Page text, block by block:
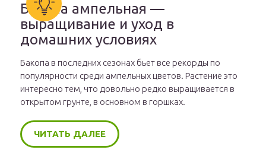
Бакопа ампельная —
выращивание и уход в
домашних условиях
Бакопа в последних сезонах бьет все рекорды по
популярности среди ампельных цветов. Растение это
интересно тем, что довольно редко выращивается в
открытом грунте, в основном в горшках.
ЧИТАТЬ ДАЛЕЕ